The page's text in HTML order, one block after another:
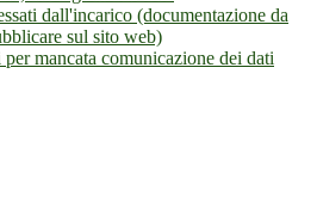
dall'incarico (documentazione da
sul sito web)
per mancata comunicazione dei dati